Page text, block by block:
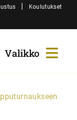
| Koulutukset